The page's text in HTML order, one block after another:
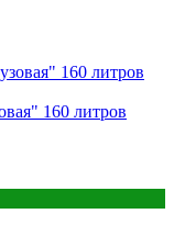
160 литров